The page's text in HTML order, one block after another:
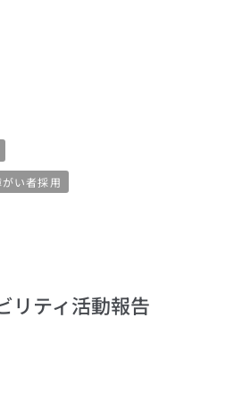
がい者採用
リティ活動報告